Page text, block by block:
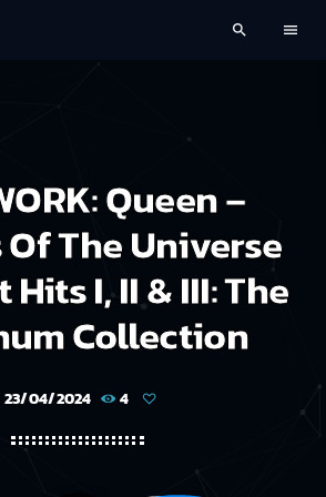
search menu
Queen –
The Universe
Hits I, II & III: The
Collection
23/04/2024 4